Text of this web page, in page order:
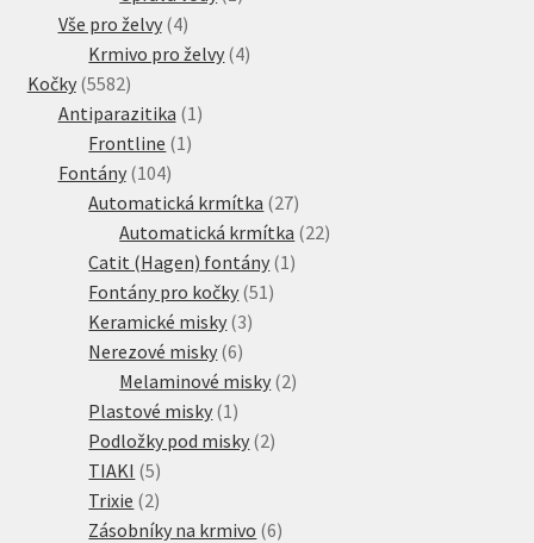
Vše pro želvy 44
produkty
Krmivo pro želvy 44
Kočky 55825582
produktů
Antiparazitika 1 1
Frontline 1 1
Fontány 104104
produktů
Automatická krmítka 2727
produktů
Automatická krmítka 2222
Catit (Hagen) fontány 1 1
Fontány pro kočky 51 51
Keramické misky 33
Nerezové misky 66
produktů
Melaminové misky 22
Plastové misky 1 1
produkt
Podložky pod misky 22
TIAKI 55
produktů
Trixie 22
produkty
Zásobníky na krmivo 66